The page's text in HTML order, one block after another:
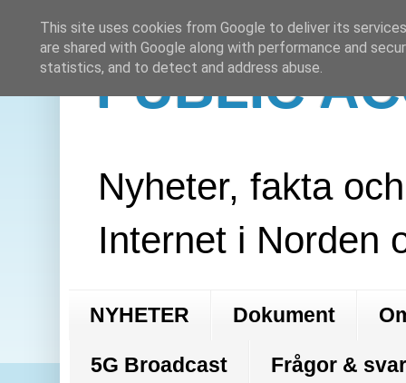
PUBLIC
Nyheter, fakta
Internet i Norden
NYHETER Dokument
5G Broadcast Frågor &
This site uses cookies from Google to deliver its
are shared with Google along with performance and
statistics, and to detect and address abuse.